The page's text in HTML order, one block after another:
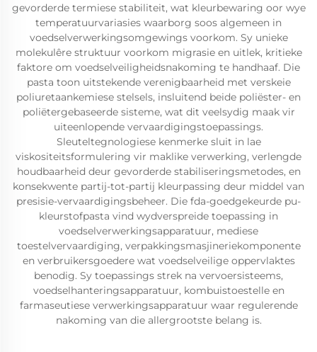
gevorderde termiese stabiliteit, wat kleurbewaring oor wye
temperatuurvariasies waarborg soos algemeen in
voedselverwerkingsomgewings voorkom. Sy unieke
molekulêre struktuur voorkom migrasie en uitlek, kritieke
faktore om voedselveiligheidsnakoming te handhaaf. Die
pasta toon uitstekende verenigbaarheid met verskeie
poliuretaankemiese stelsels, insluitend beide poliëster- en
poliëtergebaseerde sisteme, wat dit veelsydig maak vir
uiteenlopende vervaardigingstoepassings.
Sleuteltegnologiese kenmerke sluit in lae
viskositeitsformulering vir maklike verwerking, verlengde
houdbaarheid deur gevorderde stabiliseringsmetodes, en
konsekwente partij-tot-partij kleurpassing deur middel van
presisie-vervaardigingsbeheer. Die fda-goedgekeurde pu-
kleurstofpasta vind wydverspreide toepassing in
voedselverwerkingsapparatuur, mediese
toestelvervaardiging, verpakkingsmasjineriekomponente
en verbruikersgoedere wat voedselveilige oppervlaktes
benodig. Sy toepassings strek na vervoersisteems,
voedselhanteringsapparatuur, kombuistoestelle en
farmaseutiese verwerkingsapparatuur waar regulerende
nakoming van die allergrootste belang is.